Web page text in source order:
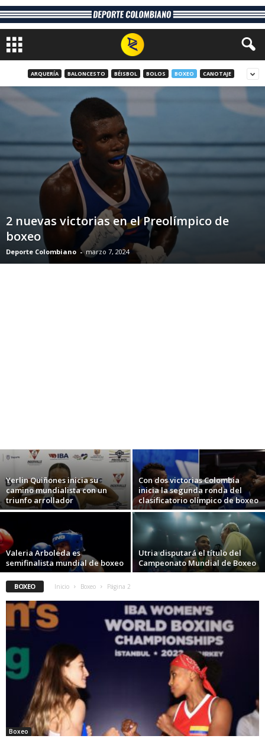
ARQUERÍA BALONCESTO BÉISBOL BOLOS BOXEO CANOTAJE
2 nuevas victorias en el Preolímpico de
boxeo
Deporte Colombiano - marzo 7, 2024
Yerlin Quiñones inicia su
camino mundialista con un
triunfo arrollador
Con dos victorias Colombia
inicia la segunda ronda del
clasificatorio olímpico de boxeo
Valeria Arboleda es
semifinalista mundial de boxeo
Utria disputará el título del
Campeonato Mundial de Boxeo
BOXEO Inicio Boxeo Página 2
Boxeo